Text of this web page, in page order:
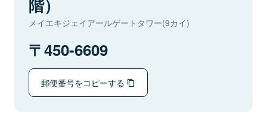
階）
メイエキジェイアールゲートタワー(9カイ)
450-6609
郵便番号をコピーする